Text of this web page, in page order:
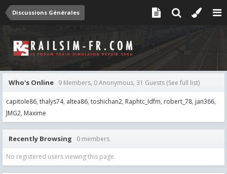
Discussions Générales
Who's Online 9 Members, 0 Anonymous, 31 Guests (See full list)
capitole86 thalys74 altea86 toshichan2 Raphtc_Idfm robert_78 jan366
JMG2 Maxime
Recently Browsing 0 members
No registered users viewing this page.